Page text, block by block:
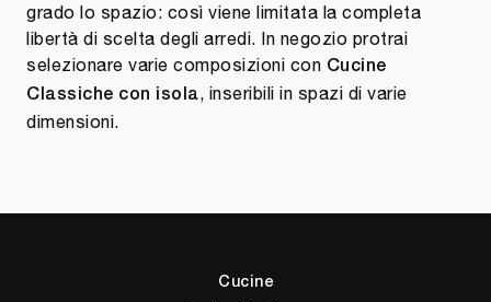
grado lo spazio: così viene limitata la completa
libertà di scelta degli arredi. In negozio protrai
selezionare varie composizioni con Cucine
Classiche con isola, inseribili in spazi di varie
dimensioni.
Cucine